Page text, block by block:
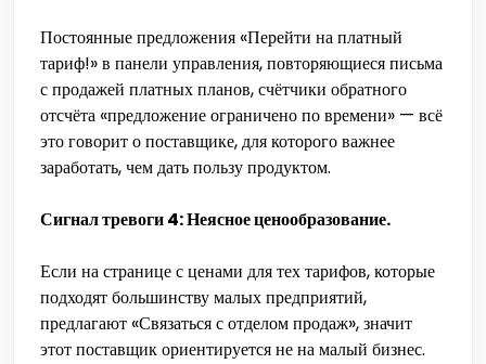
Постоянные предложения «Перейти на платный
тариф!» в панели управления, повторяющиеся письма
с продажей платных планов, счётчики обратного
отсчёта «предложение ограничено по времени» — всё
это говорит о поставщике, для которого важнее
заработать, чем дать пользу продуктом.
Сигнал тревоги 4: Неясное ценообразование.
Если на странице с ценами для тех тарифов, которые
подходят большинству малых предприятий,
предлагают «Связаться с отделом продаж», значит
этот поставщик ориентируется не на малый бизнес.